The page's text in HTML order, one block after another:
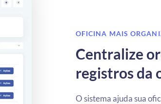
OFICINA MAIS
Centralize
registros da
O sistema ajuda sua